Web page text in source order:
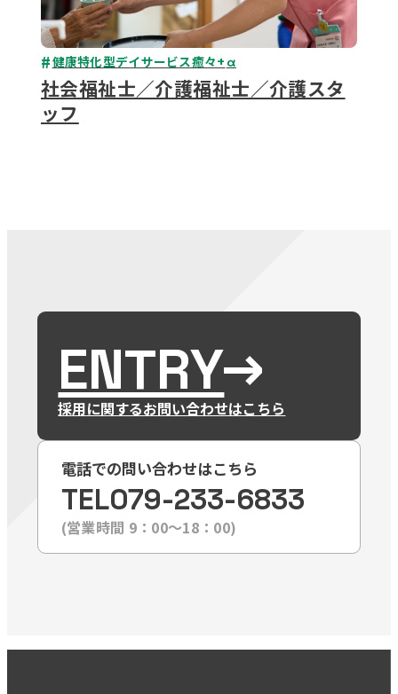
健康特化型デイサービス癒々+α
社会福祉士／介護福祉士／介護スタ
ッフ
ENTRY
採用に関するお問い合わせはこちら
電話での問い合わせはこちら
TEL079-233-6833
(営業時間 9：00〜18：00)